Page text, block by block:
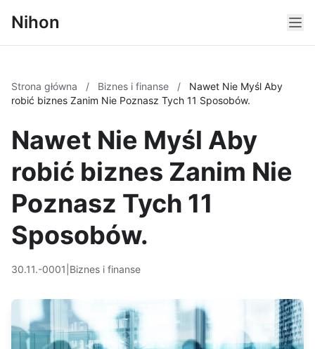
Nihon
Strona główna / Biznes i finanse /
Nawet Nie Myśl Aby
robić biznes Zanim Nie Poznasz Tych 11 Sposobów.
Nawet Nie Myśl Aby
robić biznes Zanim Nie
Poznasz Tych 11
Sposobów.
30.11.-0001 Biznes i finanse